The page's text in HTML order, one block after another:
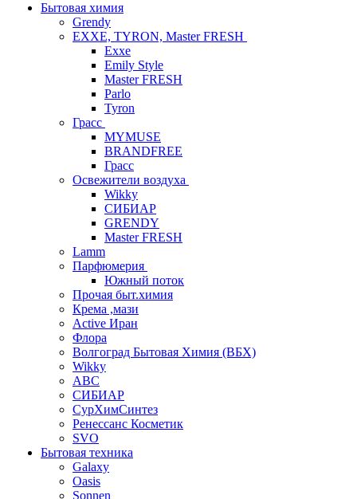
Бытовая химия
Grendy
EXXE, TYRON, Master FRESH
Exxe
Emily Style
Master FRESH
Parlo
Tyron
Грасс
MYMUSE
BRANDFREE
Грасс
Освежители воздуха
Wikky
СИБИАР
GRENDY
Master FRESH
Lamm
Парфюмерия
Южный поток
Прочая быт.химия
Крема ,мази
Аctive Иран
Флора
Волгоград Бытовая Химия (ВБХ)
Wikky
АВС
СИБИАР
СурХимСинтез
Ренессанс Косметик
SVO
Бытовая техника
Galaxy
Oasis
Sonnen